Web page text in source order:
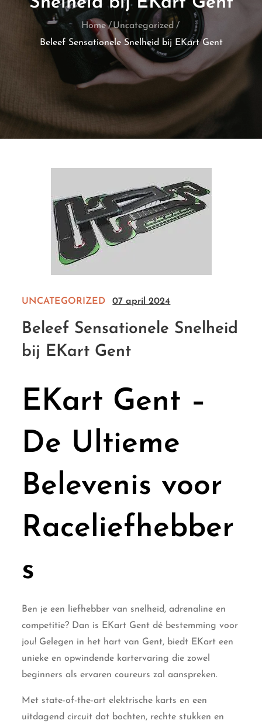
Home
Uncategorized
Beleef Sensationele Snelheid bij EKart Gent
UNCATEGORIZED 07 april 2024
Beleef Sensationele Snelheid
bij EKart Gent
EKart Gent –
De Ultieme
Belevenis voor
Raceliefhebber
s
Ben je een liefhebber van snelheid, adrenaline en
competitie? Dan is EKart Gent dé bestemming voor
jou! Gelegen in het hart van Gent, biedt EKart een
unieke en opwindende kartervaring die zowel
beginners als ervaren coureurs zal aanspreken.
Met state-of-the-art elektrische karts en een
uitdagend circuit dat bochten, rechte stukken en